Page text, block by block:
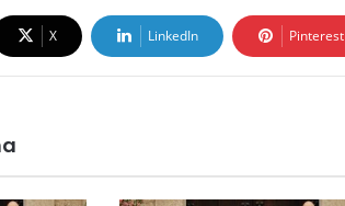
X LinkedIn Pinterest